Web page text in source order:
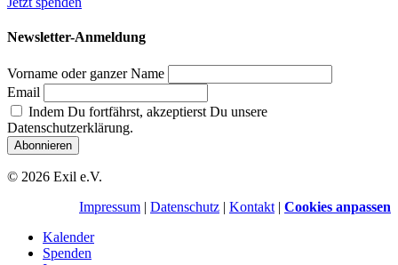
Newsletter-Anmeldung
Vorname oder ganzer Name
Email
Indem Du fortfährst, akzeptierst Du unsere
Datenschutzerklärung.
© 2026 Exil e.V.
Impressum | Datenschutz | Kontakt | Cookies anpassen
Kalender
Spenden